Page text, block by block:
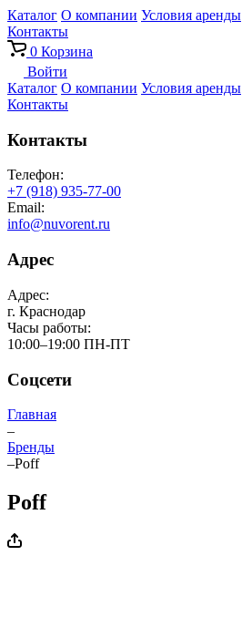
Каталог О компании Условия аренды
Контакты
0 Корзина
Войти
Каталог О компании Условия аренды
Контакты
Контакты
Телефон:
+7 (918) 935-77-00
Email:
info@nuvorent.ru
Адрес
Адрес:
г. Краснодар
Часы работы:
10:00–19:00 ПН-ПТ
Соцсети
Главная
–
Бренды
–Poff
Poff